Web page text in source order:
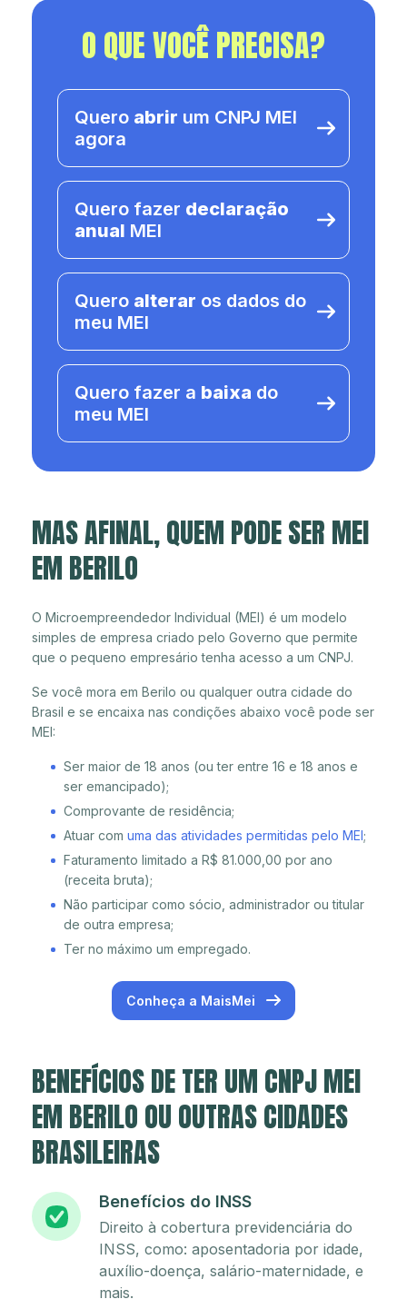
O QUE VOCÊ PRECISA?
Quero abrir um CNPJ MEI
agora
Quero fazer declaração
anual MEI
Quero alterar os dados do
meu MEI
Quero fazer a baixa do
meu MEI
MAS AFINAL, QUEM PODE SER MEI
EM BERILO
O Microempreendedor Individual (MEI) é um modelo
simples de empresa criado pelo Governo que permite
que o pequeno empresário tenha acesso a um CNPJ.
Se você mora em Berilo ou qualquer outra cidade do
Brasil e se encaixa nas condições abaixo você pode ser
MEI:
Ser maior de 18 anos (ou ter entre 16 e 18 anos e
ser emancipado);
Comprovante de residência;
Atuar com uma das atividades permitidas pelo MEI;
Faturamento limitado a R$ 81.000,00 por ano
(receita bruta);
Não participar como sócio, administrador ou titular
de outra empresa;
Ter no máximo um empregado.
Conheça a MaisMei
BENEFÍCIOS DE TER UM CNPJ MEI
EM BERILO OU OUTRAS CIDADES
BRASILEIRAS
Benefícios do INSS
Direito à cobertura previdenciária do
INSS, como: aposentadoria por idade,
auxílio-doença, salário-maternidade, e
mais.